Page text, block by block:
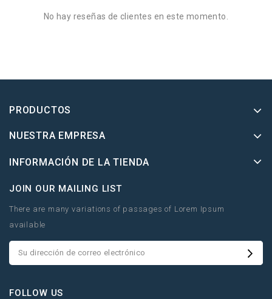
No hay reseñas de clientes en este momento.
PRODUCTOS
NUESTRA EMPRESA
INFORMACIÓN DE LA TIENDA
JOIN OUR MAILING LIST
There are many variations of passages of Lorem Ipsum
available
FOLLOW US